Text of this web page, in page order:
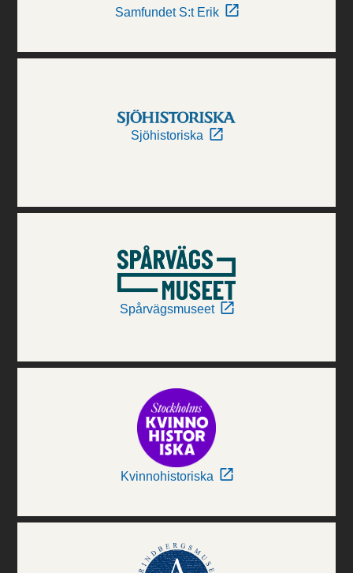
Samfundet S:t Erik
Sjöhistoriska
Spårvägsmuseet
Kvinnohistoriska